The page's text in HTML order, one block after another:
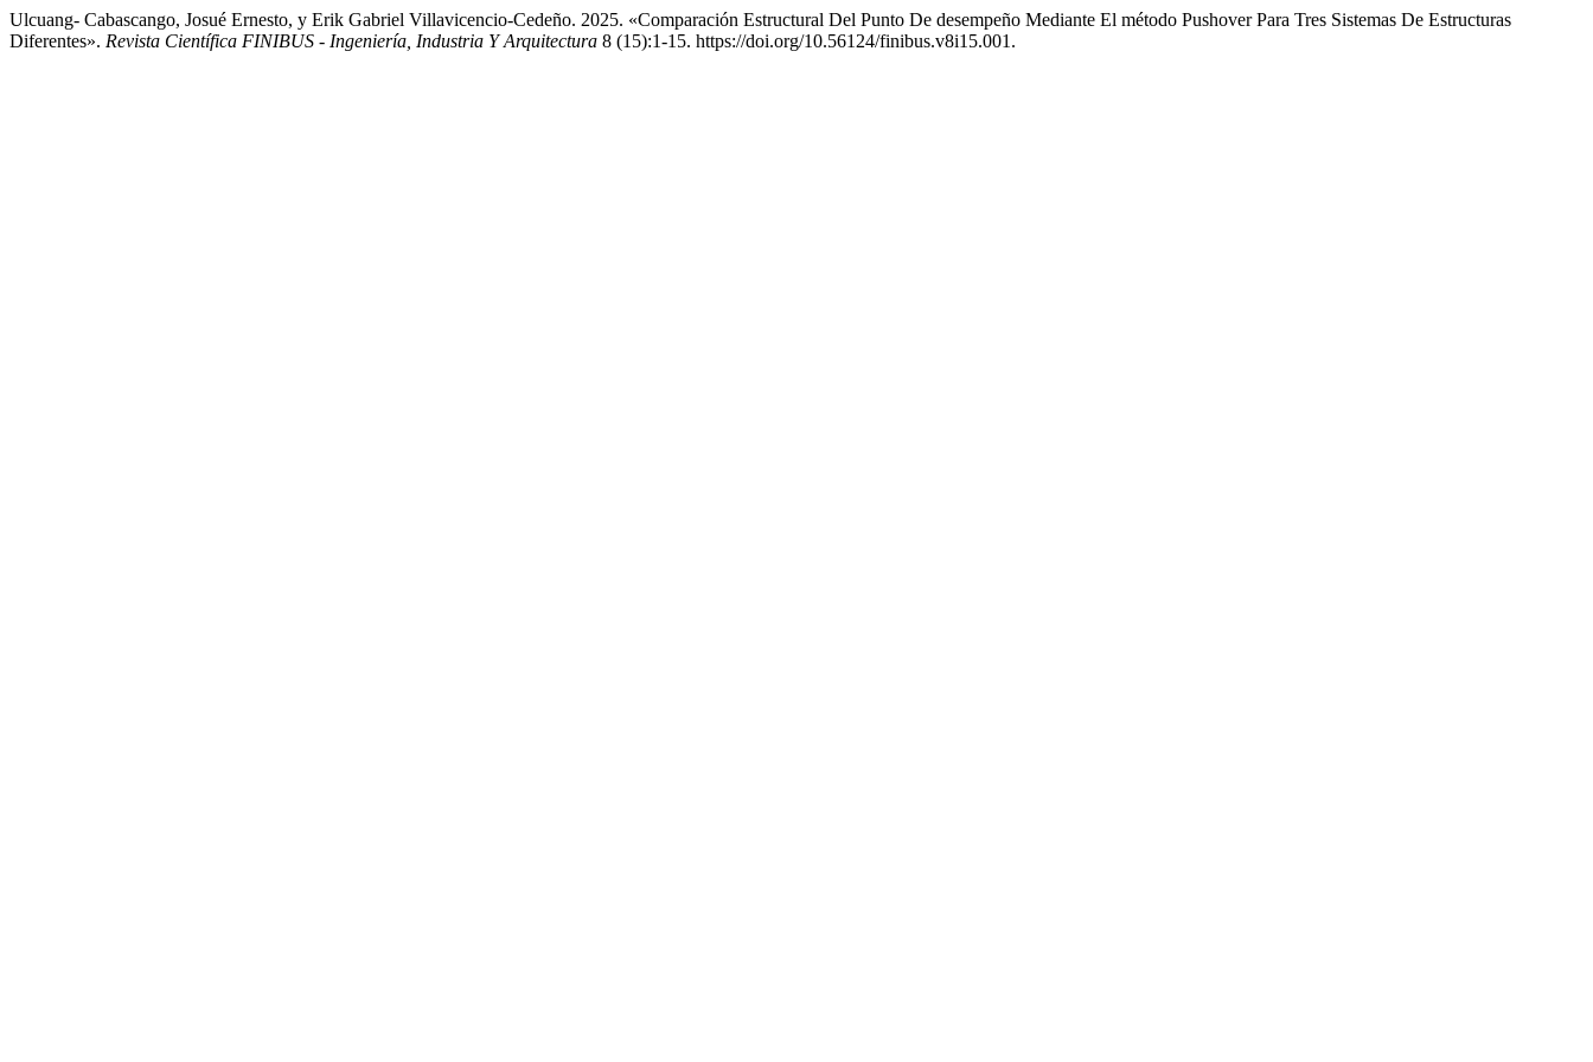
Ulcuang- Cabascango, Josué Ernesto, y Erik Gabriel Villavicencio-Cedeño. 2025. «Comparación Estructural Del Punto De desempeño Mediante El método Pushover Para Tres Sistemas De Estructuras
Diferentes». Revista Científica FINIBUS - Ingeniería, Industria Y Arquitectura 8 (15):1-15. https://doi.org/10.56124/finibus.v8i15.001.